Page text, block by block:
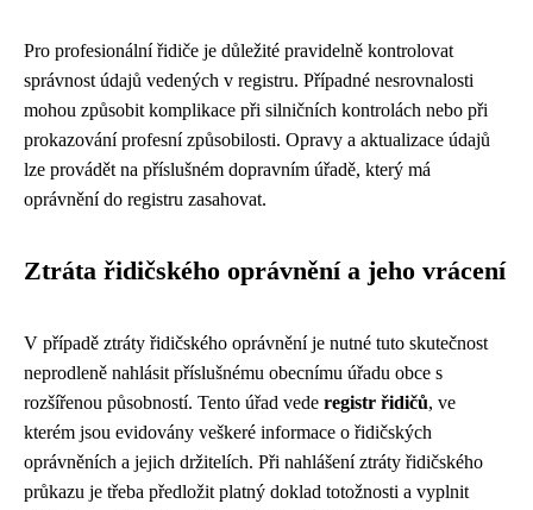
Pro profesionální řidiče je důležité pravidelně kontrolovat
správnost údajů vedených v registru. Případné nesrovnalosti
mohou způsobit komplikace při silničních kontrolách nebo při
prokazování profesní způsobilosti. Opravy a aktualizace údajů
lze provádět na příslušném dopravním úřadě, který má
oprávnění do registru zasahovat.
Ztráta řidičského oprávnění a jeho vrácení
V případě ztráty řidičského oprávnění je nutné tuto skutečnost
neprodleně nahlásit příslušnému obecnímu úřadu obce s
rozšířenou působností. Tento úřad vede registr řidičů, ve
kterém jsou evidovány veškeré informace o řidičských
oprávněních a jejich držitelích. Při nahlášení ztráty řidičského
průkazu je třeba předložit platný doklad totožnosti a vyplnit